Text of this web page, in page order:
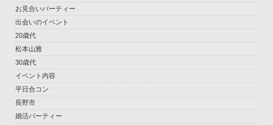
お見合いパーティー
出会いのイベント
20歳代
松本山雅
30歳代
イベント内容
平日合コン
長野市
婚活パーティー